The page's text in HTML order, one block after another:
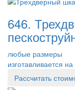
646.
любые размеры
изготавливается на
Рассчитать